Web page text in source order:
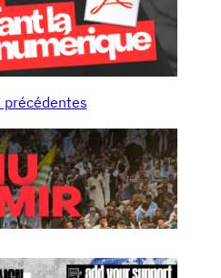
précédentes